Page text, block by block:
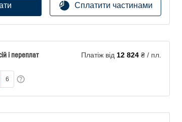
Сплатити частинами
і переплат Платіж від 12 824 ₴ / пл.
6